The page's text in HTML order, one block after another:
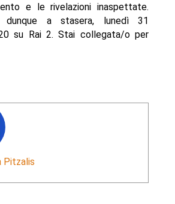
e le rivelazioni inaspettate.
dunque a stasera, lunedì 31
su Rai 2. Stai collegata/o per
Pitzalis